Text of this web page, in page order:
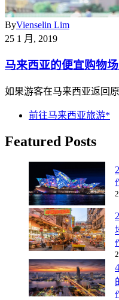
ByVienselin Lim
25 1 月, 2019
马来西亚的便宜购物
如果游客在马来西亚返回
前往马来西亚旅游*
Featured Posts